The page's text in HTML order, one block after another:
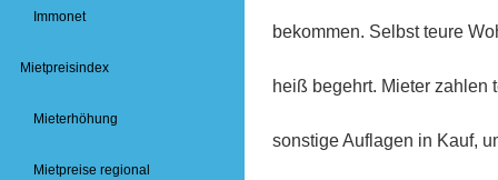
Immonet
Mietpreisindex
Mieterhöhung
Mietpreise regional
bekommen. Selbst teure
heiß begehrt. Mieter zahlen
sonstige Auflagen in Kauf,